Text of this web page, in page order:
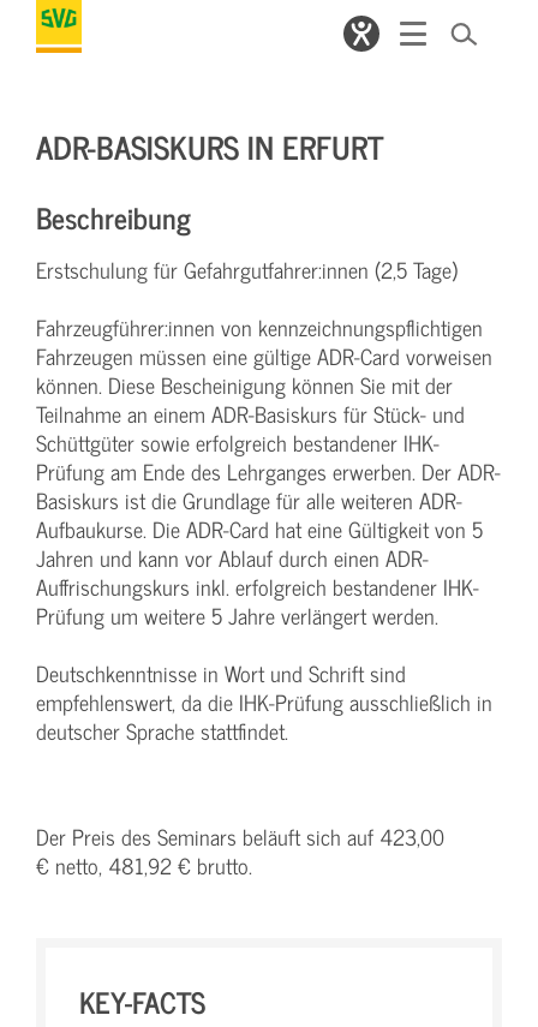
ADR-BASISKURS IN ERFURT
Beschreibung
Erstschulung für Gefahrgutfahrer:innen (2,5 Tage)
Fahrzeugführer:innen von kennzeichnungspflichtigen
Fahrzeugen müssen eine gültige ADR-Card vorweisen
können. Diese Bescheinigung können Sie mit der
Teilnahme an einem ADR-Basiskurs für Stück- und
Schüttgüter sowie erfolgreich bestandener IHK-
Prüfung am Ende des Lehrganges erwerben. Der ADR-
Basiskurs ist die Grundlage für alle weiteren ADR-
Aufbaukurse. Die ADR-Card hat eine Gültigkeit von 5
Jahren und kann vor Ablauf durch einen ADR-
Auffrischungskurs inkl. erfolgreich bestandener IHK-
Prüfung um weitere 5 Jahre verlängert werden.
Deutschkenntnisse in Wort und Schrift sind
empfehlenswert, da die IHK-Prüfung ausschließlich in
deutscher Sprache stattfindet.
Der Preis des Seminars beläuft sich auf 423,00
€ netto, 481,92 € brutto.
KEY-FACTS